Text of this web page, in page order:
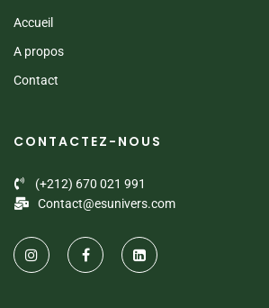
Accueil
A propos
Contact
CONTACTEZ-NOUS
(+212) 670 021 991
Contact@esunivers.com